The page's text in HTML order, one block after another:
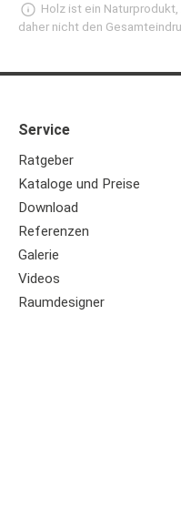
Holz ist ein
daher nicht den
Service
Ratgeber
Kataloge und Preise
Download
Referenzen
Galerie
Videos
Raumdesigner